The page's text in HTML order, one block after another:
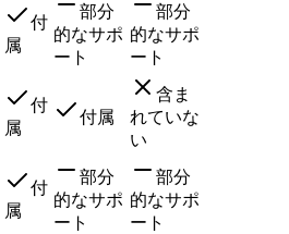
付
属
部分
的なサポ
ート
部分
的なサポ
ート
付
属
付属
含ま
れていな
い
付
属
部分
的なサポ
ート
部分
的なサポ
ート